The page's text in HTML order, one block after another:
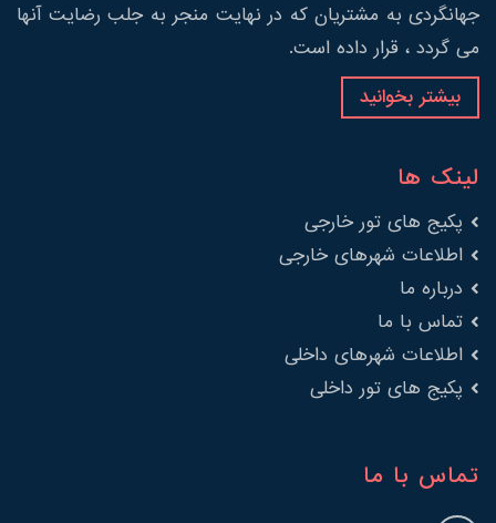
جهانگردی به مشتریان که در نهایت منجر به جلب رضایت آنها
می گردد ، قرار داده است.
بیشتر بخوانید
لینک ها
پکیج های تور خارجی
اطلاعات شهرهای خارجی
درباره ما
تماس با ما
اطلاعات شهرهای داخلی
پکیج های تور داخلی
تماس با ما